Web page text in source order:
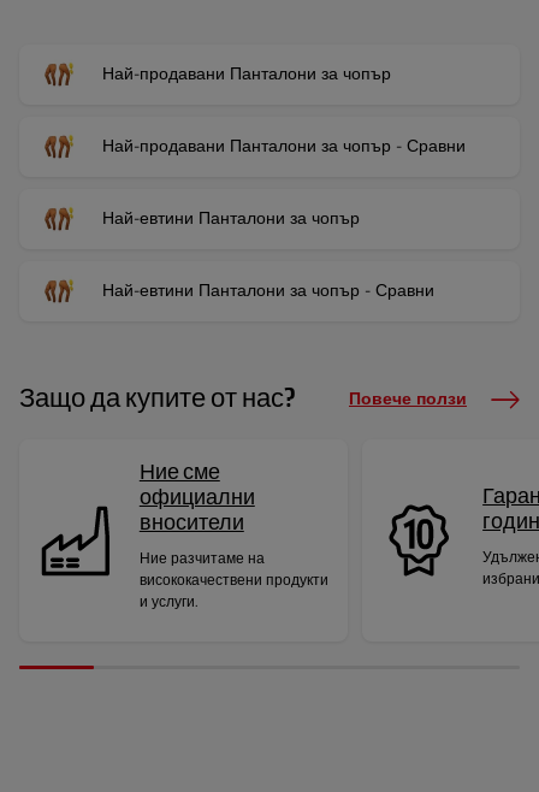
Най-продавани Панталони за чопър
Най-продавани Панталони за чопър - Сравни
Най-евтини Панталони за чопър
Най-евтини Панталони за чопър - Сравни
Защо да купите от нас? Повече ползи
Ние сме
официални
вносители
Ние разчитаме на
висококачествени продукти
и услуги.